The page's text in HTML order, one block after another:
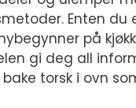
Enten du
på
gi deg all
torsk i ovn